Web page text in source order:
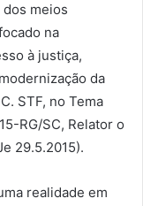
meios
na
à justiça,
da
STF, no Tema
RG/SC, Relator o
29.5.2015).
realidade em